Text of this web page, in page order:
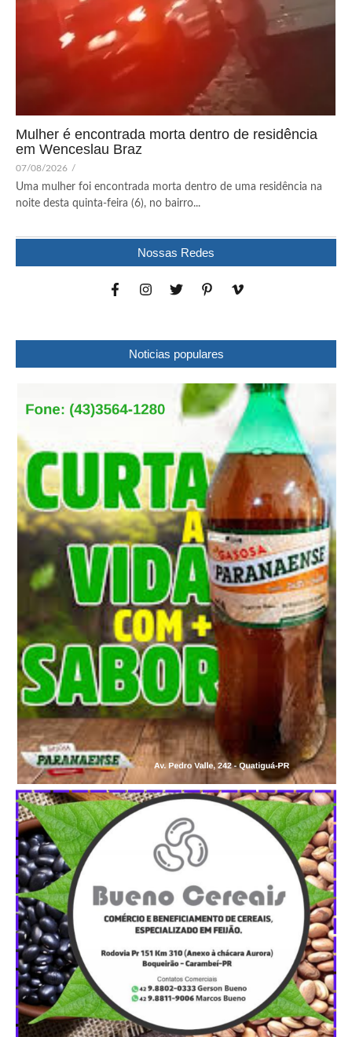
Mulher é encontrada morta dentro de residência
em Wenceslau Braz
07/08/2026 /
Uma mulher foi encontrada morta dentro de uma residência na
noite desta quinta-feira (6), no bairro...
Nossas Redes
Noticias populares